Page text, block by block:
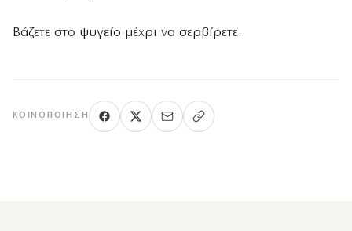
Βάζετε στο ψυγείο μέχρι να σερβίρετε.
ΚΟΙΝΟΠΟΊΗΣΗ